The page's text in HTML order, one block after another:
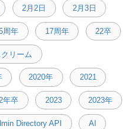
2月2日 2月3日
周年 17周年 22卒
リーム
2020年 2021
年卒 2023 2023年
Directory API AI